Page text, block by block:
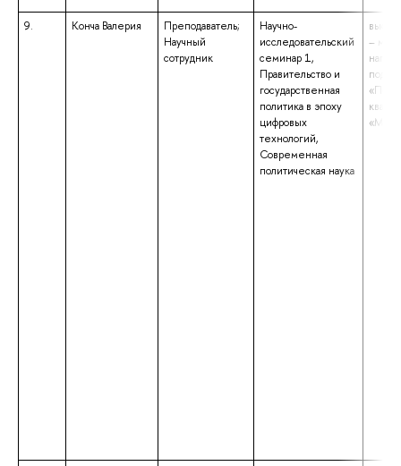
9. Конча Валерия
Преподаватель;
Научный
сотрудник
Научно-
исследовательский
семинар 1,
Правительство и
государственная
политика в эпоху
цифровых
технологий,
Современная
политическая наука
–